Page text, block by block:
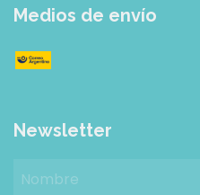
Medios de envío
Newsletter